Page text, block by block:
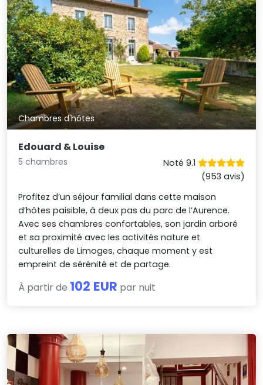
Chambres d'hôtes
Edouard & Louise
5 chambres
Noté 9.1
(953 avis)
Profitez d’un séjour familial dans cette maison
d’hôtes paisible, à deux pas du parc de l’Aurence.
Avec ses chambres confortables, son jardin arboré
et sa proximité avec les activités nature et
culturelles de Limoges, chaque moment y est
empreint de sérénité et de partage.
À partir de 102 EUR par nuit